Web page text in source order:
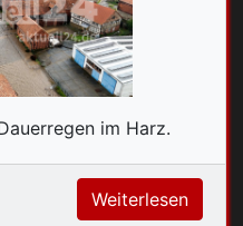
im Harz.
Weiterlesen